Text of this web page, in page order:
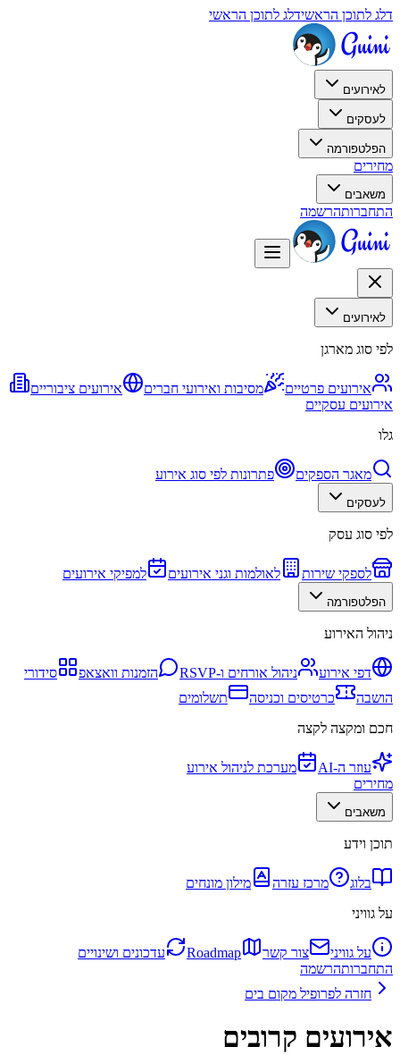
דלג לתוכן הראשידלג לתוכן הראשי
לאירועים
לעסקים
הפלטפורמה
מחירים
משאבים
התחברותהרשמה
לאירועים
לפי סוג מארגן
אירועים פרטיים מסיבות ואירועי חברים
אירועים ציבוריים
אירועים עסקיים
גלו
מאגר הספקים פתרונות לפי סוג אירוע
לעסקים
לפי סוג עסק
לספקי שירות לאולמות וגני אירועים למפיקי אירועים
הפלטפורמה
ניהול האירוע
דפי אירוע ניהול אורחים ו-RSVP הזמנות וואצאפ
סידורי
הושבה
כרטיסים וכניסה
תשלומים
חכם ומקצה לקצה
עוזר ה-AI
מערכת לניהול אירוע
מחירים
משאבים
תוכן וידע
בלוג מרכז עזרה
מילון מונחים
על גוויני
על גוויני צור קשר Roadmap
עדכונים ושינויים
התחברותהרשמה
חזרה לפרופיל מקום בים
אירועים קרובים